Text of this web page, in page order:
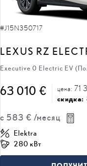
#J15N350717
LEXUS RZ
Executive 0 Electric EV
63 010 € цена: 71
скидка:
с 583 € /месяц
Elektra
280 кВт